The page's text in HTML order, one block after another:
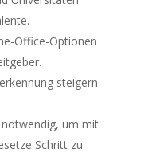
Office-Optionen
steigern
um mit
Schritt zu